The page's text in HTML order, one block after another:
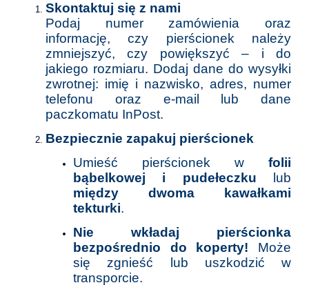
Skontaktuj się z nami
Podaj numer zamówienia oraz
informację, czy pierścionek należy
zmniejszyć, czy powiększyć – i do
jakiego rozmiaru. Dodaj dane do wysyłki
zwrotnej: imię i nazwisko, adres, numer
telefonu oraz e-mail lub dane
paczkomatu InPost.
Bezpiecznie zapakuj pierścionek
Umieść pierścionek w folii
bąbelkowej i pudełeczku lub
między dwoma kawałkami
tekturki.
Nie wkładaj pierścionka
bezpośrednio do koperty! Może
się zgnieść lub uszkodzić w
transporcie.